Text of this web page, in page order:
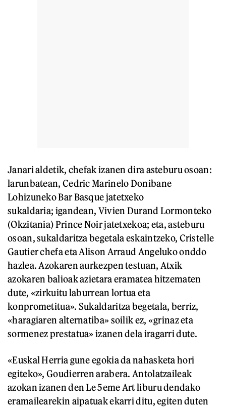
Janari aldetik, chefak izanen dira asteburu osoan:
larunbatean, Cedric Marinelo Donibane
Lohizuneko Bar Basque jatetxeko
sukaldaria; igandean, Vivien Durand Lormonteko
(Okzitania) Prince Noir jatetxekoa; eta, asteburu
osoan, sukaldaritza begetala eskaintzeko, Cristelle
Gautier chefa eta Alison Arraud Angeluko onddo
hazlea. Azokaren aurkezpen testuan, Atxik
azokaren balioak azietara eramatea hitzematen
dute, «zirkuitu laburrean lortua eta
konprometitua». Sukaldaritza begetala, berriz,
«haragiaren alternatiba» soilik ez, «grinaz eta
sormenez prestatua» izanen dela iragarri dute.
«Euskal Herria gune egokia da nahasketa hori
egiteko», Goudierren arabera. Antolatzaileak
azokan izanen den Le 5eme Art liburu dendako
eramailearekin aipatuak ekarri ditu, egiten duten